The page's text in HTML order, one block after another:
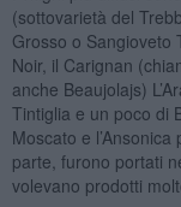
(sottovarietà del
Grosso o Sangioveto
Noir, il Carignan
anche Beaujolajs)
Tintiglia e un poco di
Moscato e
parte, furono portati
volevano prodotti